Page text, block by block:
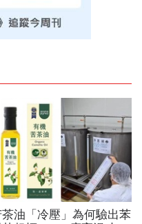
油「冷壓」為何驗出苯